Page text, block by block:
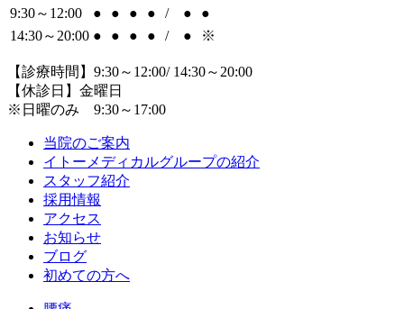
9:30～12:00
● ● ● ● / ●
●
14:30～20:00 ● ● ● ● / ● ※
【診療時間】9:30～12:00/ 14:30～20:00
【休診日】金曜日
※日曜のみ 9:30～17:00
当院のご案内
イトーメディカルグループの紹介
スタッフ紹介
採用情報
アクセス
お知らせ
ブログ
初めての方へ